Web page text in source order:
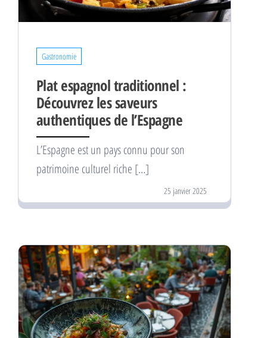
Gastronomie
Plat espagnol traditionnel :
Découvrez les saveurs
authentiques de l’Espagne
L’Espagne est un pays connu pour son
patrimoine culturel riche […]
25 janvier 2025